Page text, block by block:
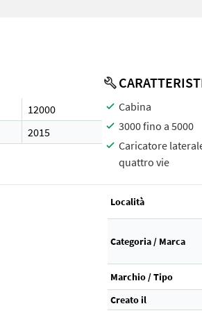
12000
2015
Cabina
3000 fino a 5000
Caricatore
quattro vie
Località
Categoria / Marca
Marchio / Tipo
Creato il